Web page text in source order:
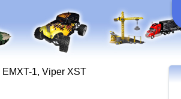
1, Viper XST